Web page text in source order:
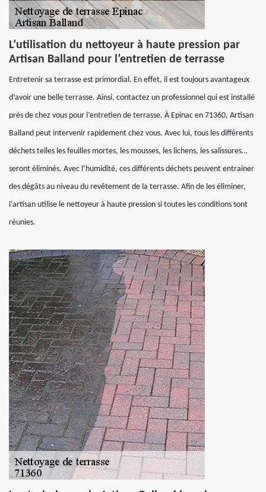
L’utilisation du nettoyeur à haute pression par
Artisan Balland pour l’entretien de terrasse
Entretenir sa terrasse est primordial. En effet, il est toujours avantageux
d’avoir une belle terrasse. Ainsi, contactez un professionnel qui est installé
près de chez vous pour l’entretien de terrasse. À Epinac en 71360, Artisan
Balland peut intervenir rapidement chez vous. Avec lui, tous les différents
déchets telles les feuilles mortes, les mousses, les lichens, les salissures…
seront éliminés. Avec l’humidité, ces différents déchets peuvent entrainer
des dégâts au niveau du revêtement de la terrasse. Afin de les éliminer,
l’artisan utilise le nettoyeur à haute pression si toutes les conditions sont
réunies.